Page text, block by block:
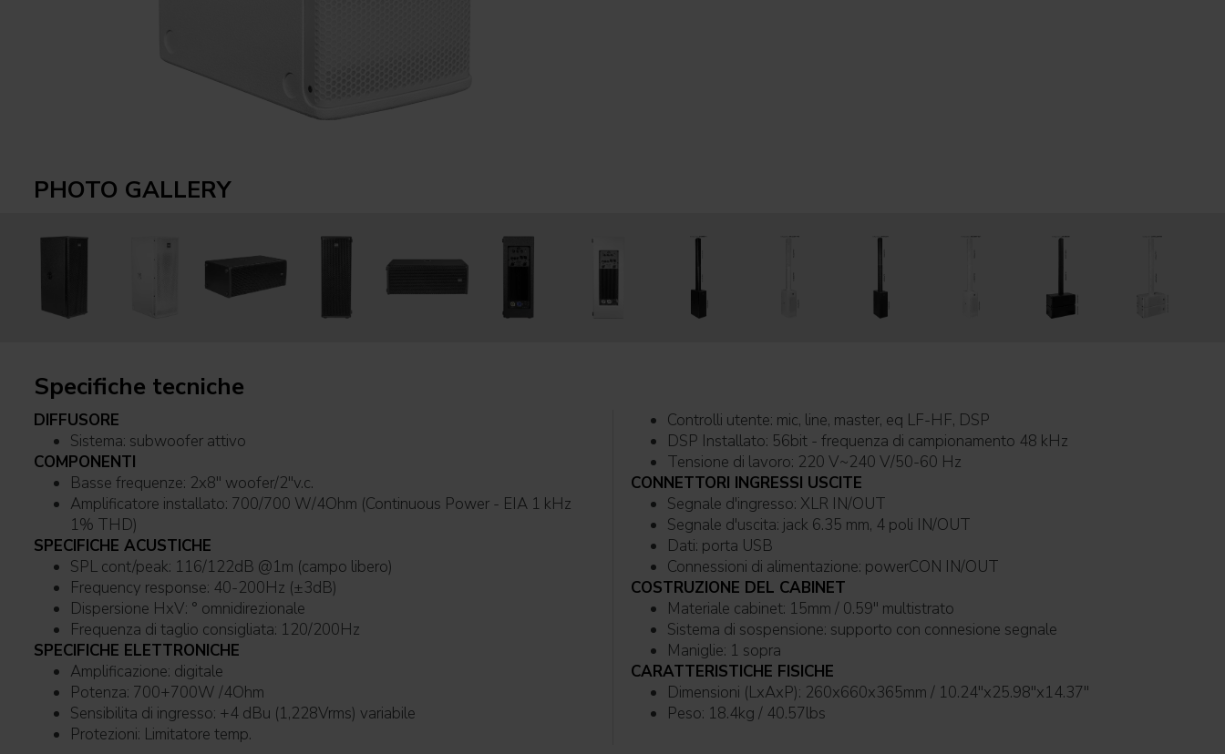
PHOTO GALLERY
Specifiche tecniche
DIFFUSORE
Sistema: subwoofer attivo
COMPONENTI
Basse frequenze: 2x8'' woofer/2''v.c.
Amplificatore installato: 700/700 W/4Ohm (Continuous Power - EIA 1 kHz
1% THD)
SPECIFICHE ACUSTICHE
SPL cont/peak: 116/122dB @1m (campo libero)
Frequency response: 40-200Hz (±3dB)
Dispersione HxV: ° omnidirezionale
Frequenza di taglio consigliata: 120/200Hz
SPECIFICHE ELETTRONICHE
Amplificazione: digitale
Potenza: 700+700W /4Ohm
Sensibilita di ingresso: +4 dBu (1,228Vrms) variabile
Protezioni: Limitatore temp.
Controlli utente: mic, line, master, eq LF-HF, DSP
DSP Installato: 56bit - frequenza di campionamento 48 kHz
Tensione di lavoro: 220 V~240 V/50-60 Hz
CONNETTORI INGRESSI USCITE
Segnale d'ingresso: XLR IN/OUT
Segnale d'uscita: jack 6.35 mm, 4 poli IN/OUT
Dati: porta USB
Connessioni di alimentazione: powerCON IN/OUT
COSTRUZIONE DEL CABINET
Materiale cabinet: 15mm / 0.59'' multistrato
Sistema di sospensione: supporto con connesione segnale
Maniglie: 1 sopra
CARATTERISTICHE FISICHE
Dimensioni (LxAxP): 260x660x365mm / 10.24''x25.98''x14.37''
Peso: 18.4kg / 40.57lbs